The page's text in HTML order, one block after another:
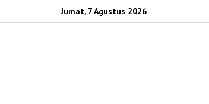
Jumat, 7 Agustus 2026